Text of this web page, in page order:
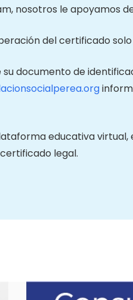
nosotros le apoyamos
del certificado solo
documento de
educativa
legal.